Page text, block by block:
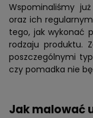
Wspominaliśmy
oraz ich
tego, jak wykonać
rodzaju produktu.
poszczególnymi
czy pomadka nie
Jak malować